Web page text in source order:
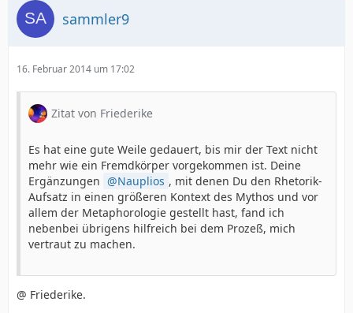
sammler9
16. Februar 2014 um 17:02
Zitat von Friederike
Es hat eine gute Weile gedauert, bis mir der Text nicht
mehr wie ein Fremdkörper vorgekommen ist. Deine
Ergänzungen
Nauplios , mit denen Du den Rhetorik-
Aufsatz in einen größeren Kontext des Mythos und vor
allem der Metaphorologie gestellt hast, fand ich
nebenbei übrigens hilfreich bei dem Prozeß, mich
vertraut zu machen.
@ Friederike.